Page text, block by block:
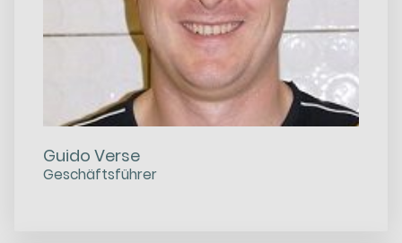
Guido Verse
Geschäftsführer